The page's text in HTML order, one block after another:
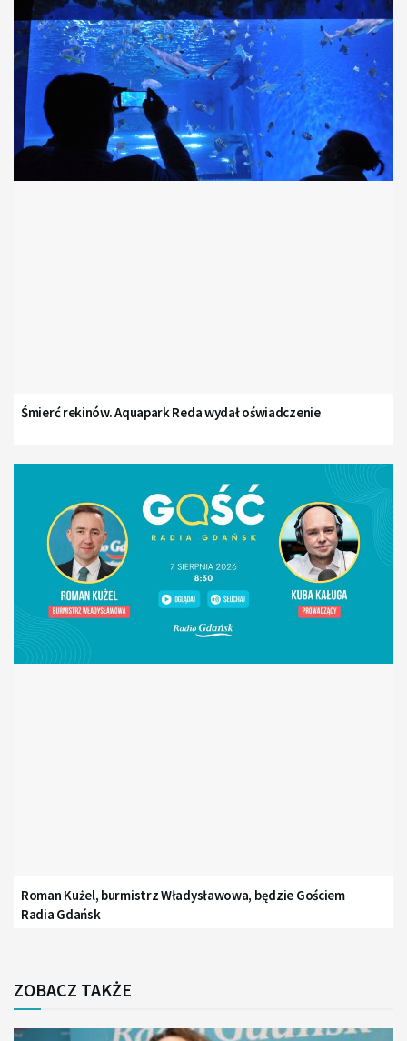
Śmierć rekinów. Aquapark Reda wydał oświadczenie
Roman Kużel, burmistrz Władysławowa, będzie Gościem
Radia Gdańsk
ZOBACZ TAKŻE